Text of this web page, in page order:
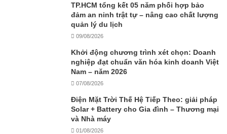
TP.HCM tổng kết 05 năm phối hợp bảo
đảm an ninh trật tự – nâng cao chất lượng
quản lý du lịch
09/08/2026
Khởi động chương trình xét chọn: Doanh
nghiệp đạt chuẩn văn hóa kinh doanh Việt
Nam – năm 2026
07/08/2026
Điện Mặt Trời Thế Hệ Tiếp Theo: giải pháp
Solar + Battery cho Gia đình – Thương mại
và Nhà máy
01/08/2026